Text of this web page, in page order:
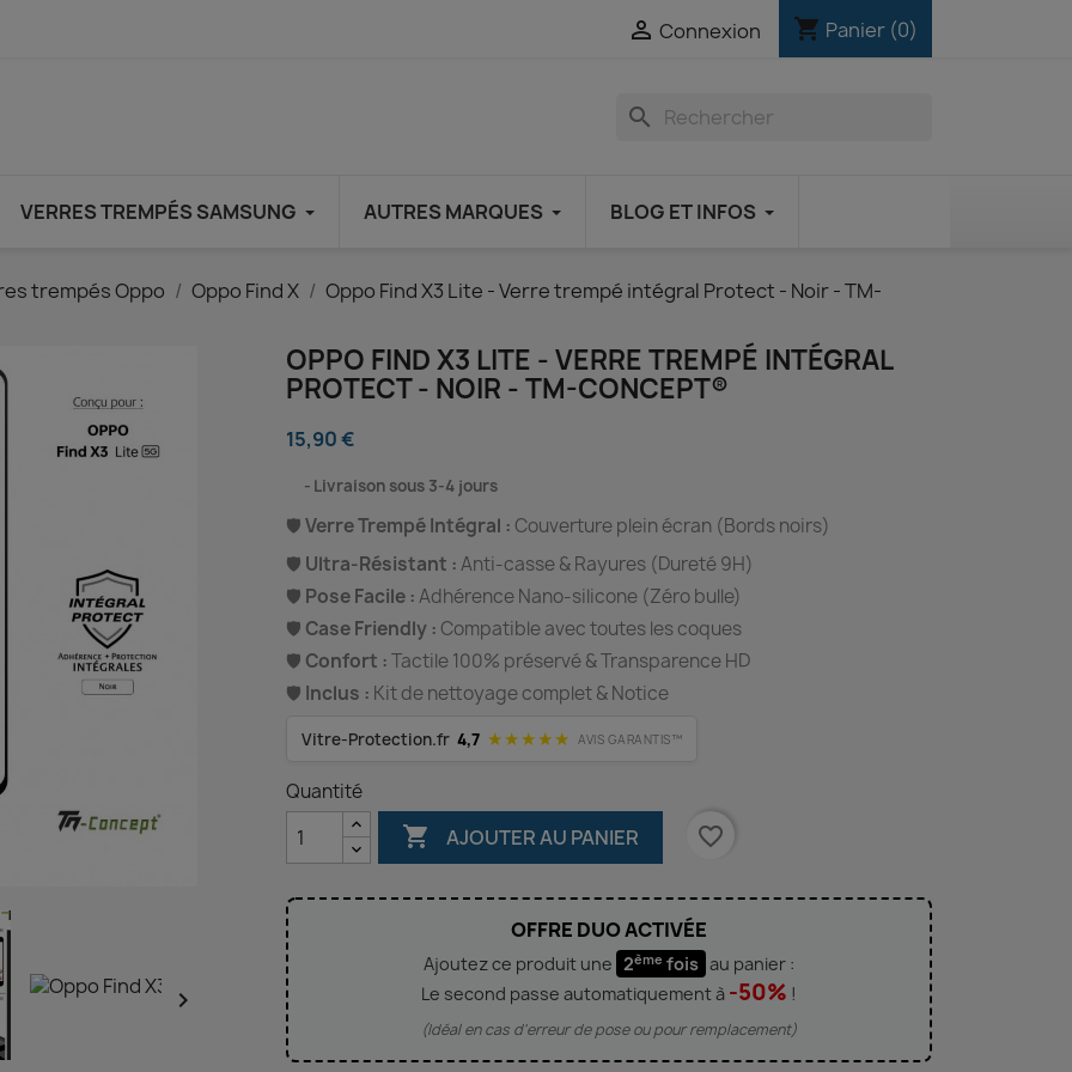
 Connexion shopping_cart Panier (0)
search
VERRES TREMPÉS SAMSUNG AUTRES MARQUES BLOG ET INFOS
trempés Oppo Oppo Find X Oppo Find X3 Lite - Verre trempé intégral Protect - Noir - TM-

OPPO FIND X3 LITE - VERRE TREMPÉ INTÉGRAL
PROTECT - NOIR - TM-CONCEPT®
15,90 €
Livraison sous 3-4 jours
🛡️Verre Trempé Intégral : Couverture plein écran (Bords noirs)
🛡️ Ultra-Résistant :Anti-casse & Rayures (Dureté 9H)
🛡️ Pose Facile :Adhérence Nano-silicone (Zéro bulle)
🛡️ Case Friendly : Compatible avec toutes les coques
🛡️ Confort :Tactile 100% préservé & Transparence HD
🛡️ Inclus : Kit de nettoyage complet & Notice
Vitre-Protection.fr 4,7 ★★★★★ AVIS GARANTIS™
Quantité
 AJOUTER AU PANIER favorite_border
OFFRE DUO ACTIVÉE
Ajoutez ce produit une 2ème fois au panier :
Le second passe automatiquement à -50% !
(Idéal en cas d'erreur de pose ou pour remplacement)